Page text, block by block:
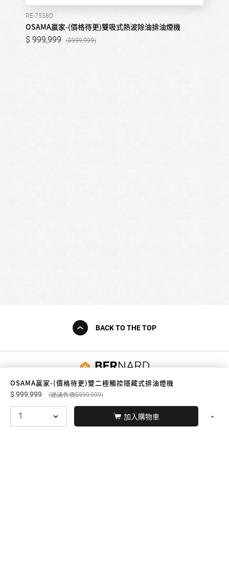
OSAMA贏家-(價格待更)雙二極觸控隱藏式排油煙機
999,999 999,999
加入購物車
RE-7538D
OSAMA贏家-(價格待更)雙吸式熱波除油排油煙機
999,999 999,999
BACK TO THE TOP
友誠購物
© BERNARD 2021 WEBDESIGN